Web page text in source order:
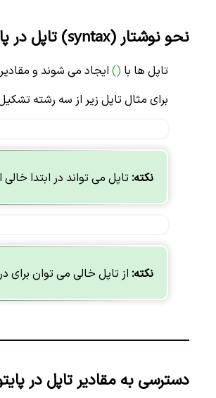
نحو نوشتار (syntax) تاپل در پایتون
تاپل ها با () ایجاد می شوند و مقادیر
برای مثال تاپل زیر از سه رشته
نکته: تاپل می تواند در ابتدا
نکته: از تاپل خالی می توان برای
دسترسی به مقادیر تاپل در